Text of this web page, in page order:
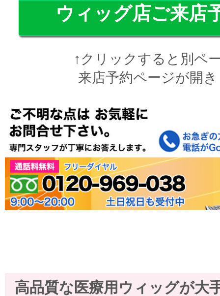
ウィッグ店ご来店
↑クリックすると別ペ
来店予約ページが開
高品質な医療用ウィッグが大